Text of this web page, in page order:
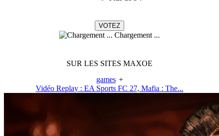
Chargement ...
SUR LES SITES MAXOE
games +
Vidéo Replay : EA Sports FC 27, Mafia : The...